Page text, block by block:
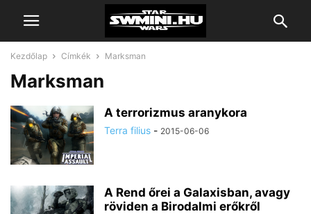
Kezdőlap Címkék Marksman
Marksman
A terrorizmus aranykora
Terra filius - 2015-06-06
A Rend őrei a Galaxisban, avagy
röviden a Birodalmi erőkről